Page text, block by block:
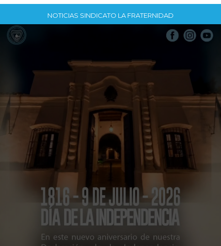
NOTICIAS SINDICATO LA FRATERNIDAD
ÚLTIMAS NOTICIAS
JULIO 9, 2026, 1:16 PM
1816 – 9 DE JULIO –
DE LA
Comunicado de Prensa
LEER (+)